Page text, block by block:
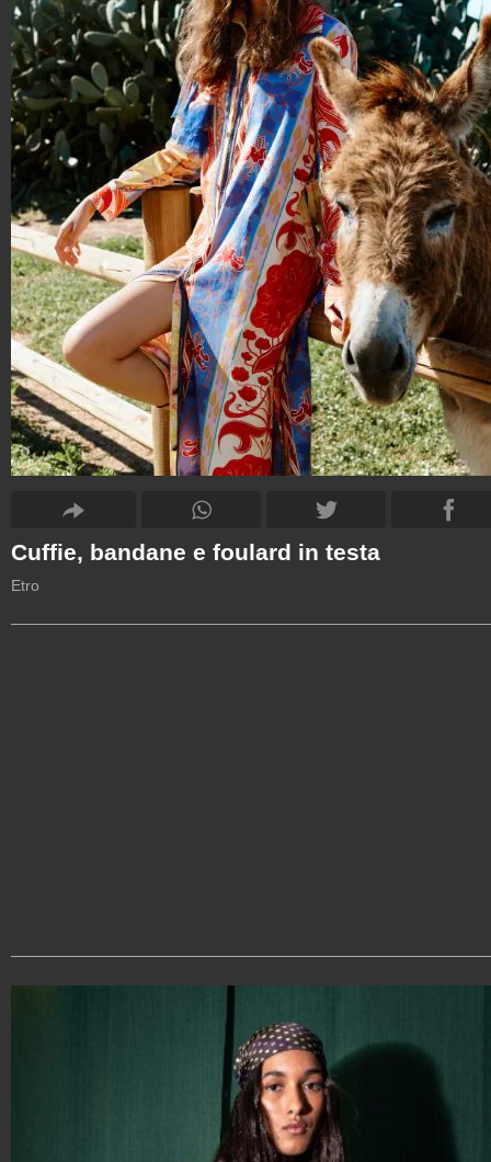
Cuffie, bandane e foulard in testa
Etro